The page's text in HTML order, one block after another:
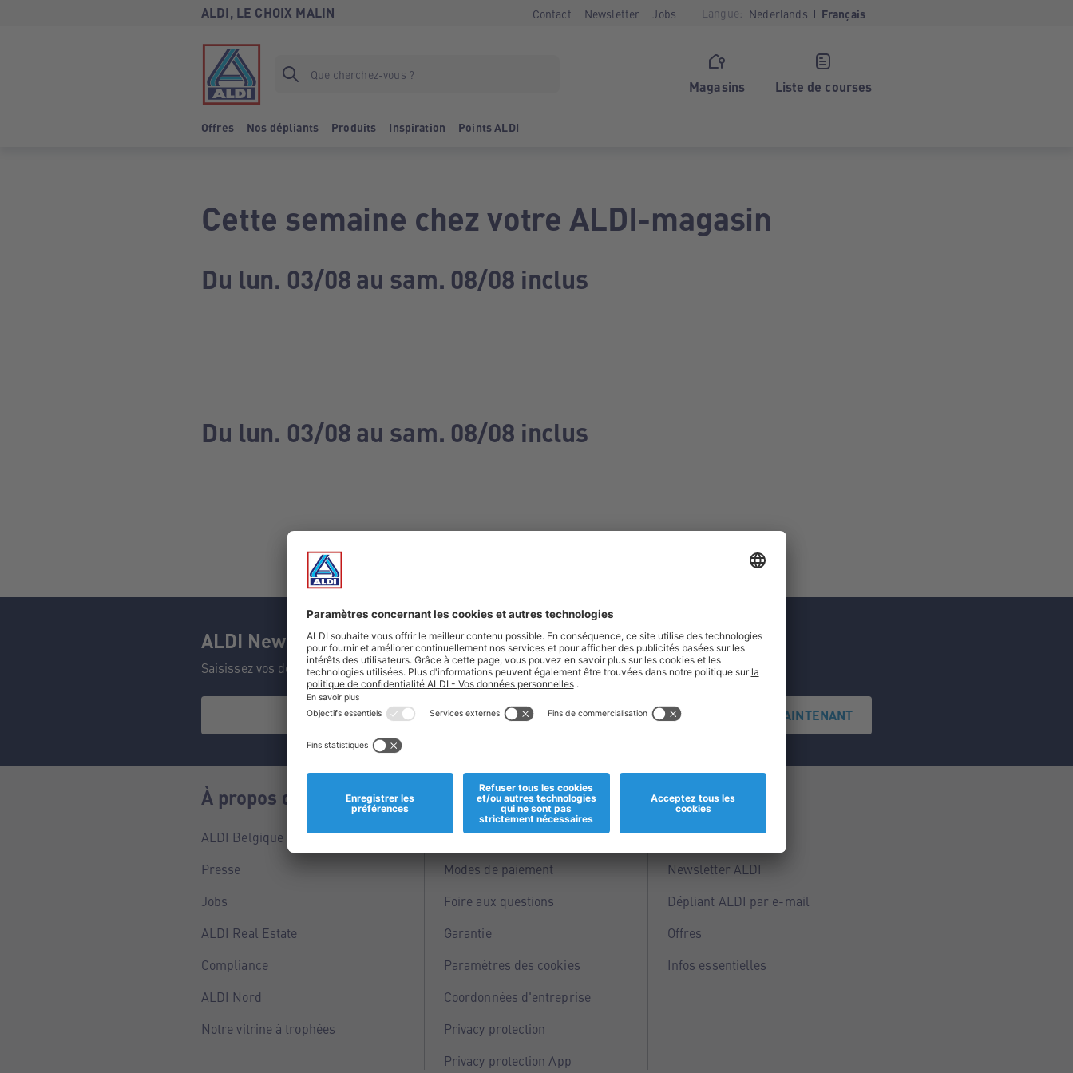
ALDI, LE CHOIX MALIN Contact Newsletter Jobs Langue: Nederlands Français
Magasins Liste de courses
Offres Nos dépliants Produits Inspiration Points ALDI
Cette semaine chez votre ALDI-magasin
Du lun. 03/08 au sam. 08/08 inclus
Du lun. 03/08 au sam. 08/08 inclus
ALDI Newsletter
Saisissez vos données et ne manquez aucune de nos offres.
S'INSCRIRE MAINTENANT
À propos de nous
ALDI Belgique
Presse
Jobs
ALDI Real Estate
Compliance
ALDI Nord
Notre vitrine à trophées
Informations
Magasins
Modes de paiement
Foire aux questions
Garantie
Paramètres des cookies
Coordonnées d'entreprise
Privacy protection
Privacy protection App
Service
Points ALDI
Newsletter ALDI
Dépliant ALDI par e-mail
Offres
Infos essentielles